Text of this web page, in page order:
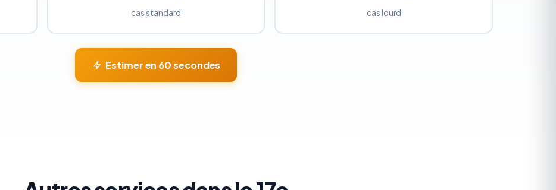
cas standard cas lourd
Estimer en 60 secondes